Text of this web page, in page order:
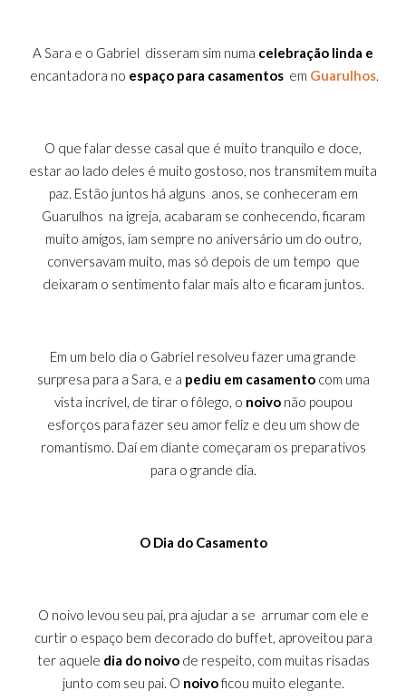
A Sara e o Gabriel disseram sim numa celebração linda e
encantadora no espaço para casamentos em Guarulhos.
O que falar desse casal que é muito tranquilo e doce,
estar ao lado deles é muito gostoso, nos transmitem muita
paz. Estão juntos há alguns anos, se conheceram em
Guarulhos na igreja, acabaram se conhecendo, ficaram
muito amigos, iam sempre no aniversário um do outro,
conversavam muito, mas só depois de um tempo que
deixaram o sentimento falar mais alto e ficaram juntos.
Em um belo dia o Gabriel resolveu fazer uma grande
surpresa para a Sara, e a pediu em casamento com uma
vista incrível, de tirar o fôlego, o noivonão poupou
esforços para fazer seu amor feliz e deu um show de
romantismo. Daí em diante começaram os preparativos
para o grande dia.
O Dia do Casamento
O noivo levou seu pai, pra ajudar a se arrumar com ele e
curtir o espaço bem decorado do buffet, aproveitou para
ter aquele dia do noivo de respeito, com muitas risadas
junto com seu pai. O noivoficou muito elegante.